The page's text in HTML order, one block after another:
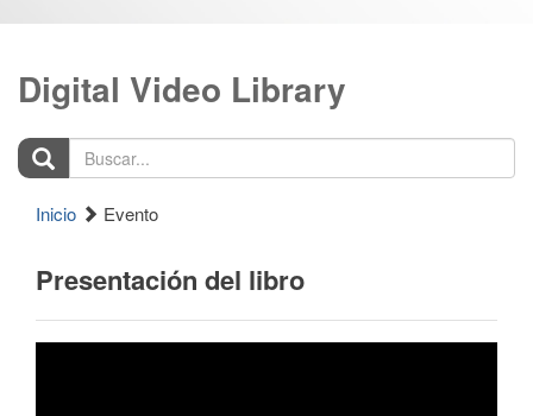
Digital Video Library
Buscar...
Inicio Evento
Presentación del libro